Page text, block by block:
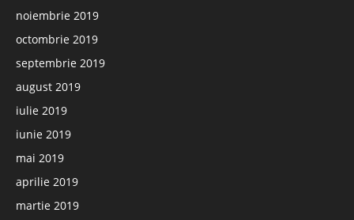
noiembrie 2019
octombrie 2019
septembrie 2019
august 2019
iulie 2019
iunie 2019
mai 2019
aprilie 2019
martie 2019